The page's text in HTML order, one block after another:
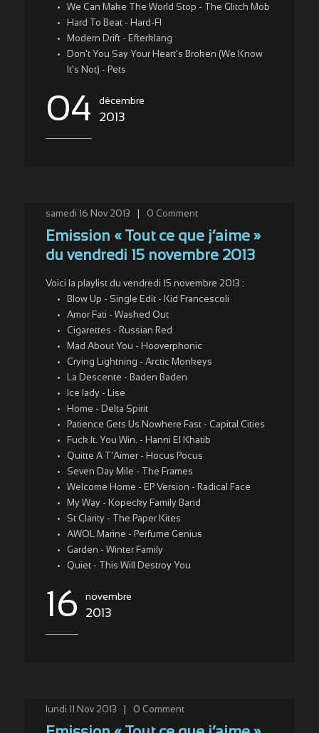
We Can Make The World Stop - The Glitch Mob
Hard To Beat - Hard-FI
Modern Drift - Efterklang
Don't You Say Your Heart's Broken (We Know
It's Not) - Pets
04 décembre
2013
samedi 16 Nov 2013 0 Comment
Emission « Tout ce que j’aime »
du vendredi 15 novembre 2013
Voici la playlist du vendredi 15 novembre 2013 :
Blow Up - Single Edit - Kid Francescoli
Amor Fati - Washed Out
Cigarettes - Russian Red
Mad About You - Hooverphonic
Crying Lightning - Arctic Monkeys
La Descente - Baden Baden
Ice lady - Lise
Home - Delta Spirit
Patience Gets Us Nowhere Fast - Capital Cities
Fuck It. You Win. - Hanni El Khatib
Quitte A T'Aimer - Hocus Pocus
Seven Day Mile - The Frames
Welcome Home - EP Version - Radical Face
My Way - Kopecky Family Band
St Clarity - The Paper Kites
AWOL Marine - Perfume Genius
Garden - Winter Family
Quiet - This Will Destroy You
16 novembre
2013
lundi 11 Nov 2013 0 Comment